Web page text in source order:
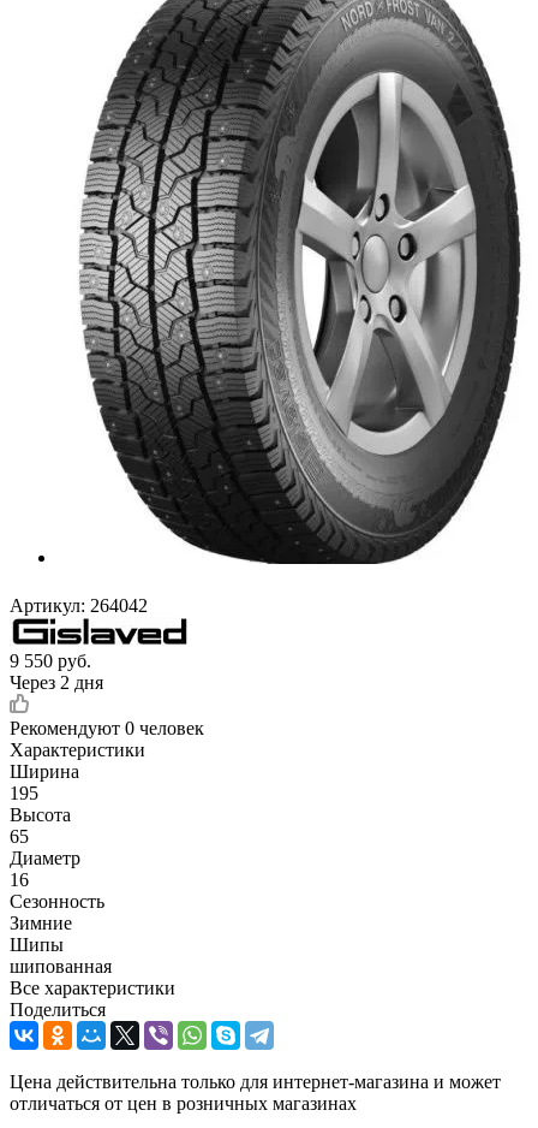
Артикул: 264042
9 550 руб.
Через 2 дня
Рекомендуют 0 человек
Характеристики
Ширина
195
Высота
65
Диаметр
16
Сезонность
Зимние
Шипы
шипованная
Все характеристики
Поделиться
Цена действительна только для интернет-магазина и может
отличаться от цен в розничных магазинах